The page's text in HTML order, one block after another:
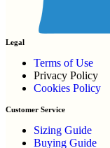
Legal
Terms of Use
Privacy Policy
Cookies Policy
Customer Service
Sizing Guide
Buying Guide